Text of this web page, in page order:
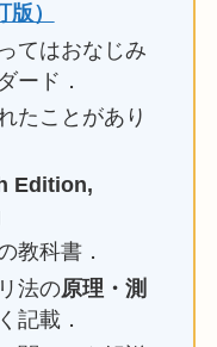
）
てはおなじみ
ード．
たことがあり
Edition,
教科書．
法の原理・測
記載．